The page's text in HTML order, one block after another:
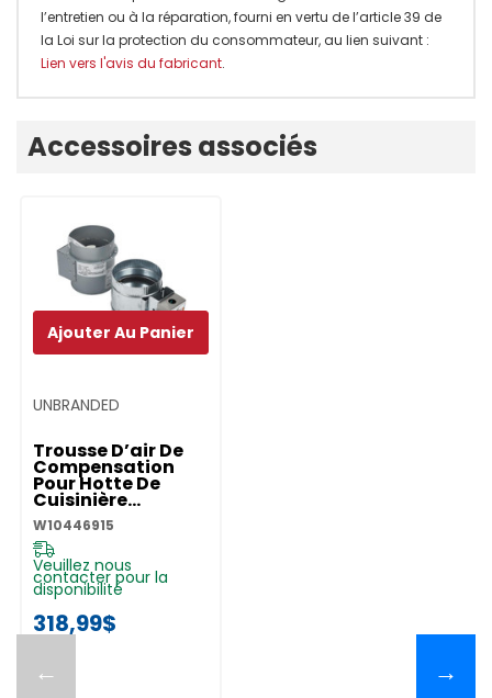
l’entretien ou à la réparation, fourni en vertu de l’article 39 de
la Loi sur la protection du consommateur, au lien suivant :
Lien vers l'avis du fabricant.
personnalisé
Accessoires associés
←
UNBRANDED
Trousse D’air De
Compensation
Pour Hotte De
Cuisinière
W10446915
W10446915
Veuillez nous
contacter pour la
disponibilité
318,99$
Ajouter Au Panier
→